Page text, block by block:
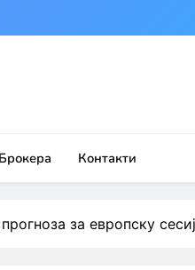
Контакти
за европску